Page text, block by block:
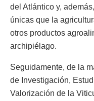
del Atlántico y,
únicas que la
otros productos
archipiélago.
Seguidamente, de la
de Investigación,
Valorización de la